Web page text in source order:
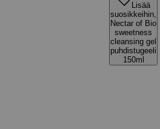
Lisää
suosikkeihin,
Nectar of Bio
sweetness
cleansing gel
puhdistugeeli
150ml